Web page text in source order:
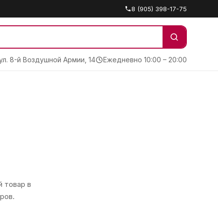
8 (905) 398-17-75
8-й Воздушной Армии, 14 Ежедневно 10:00 – 20:00
товар в